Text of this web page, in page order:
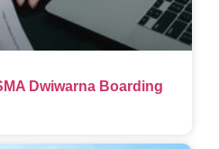
Dwiwarna Boarding